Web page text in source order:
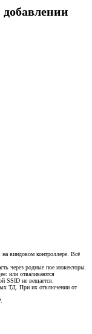
виндовом контроллере. Всё
через родные пое инжекторы.
или отваливаются
SSID не вещается.
ТД. При их отключении от